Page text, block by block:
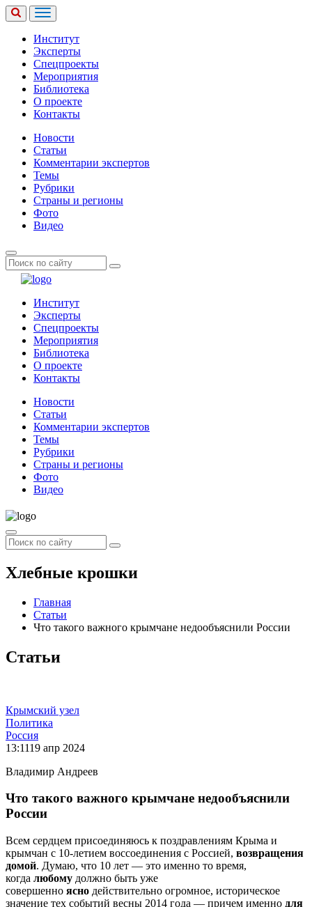
Институт
Эксперты
Спецпроекты
Мероприятия
Библиотека
О проекте
Контакты
Новости
Статьи
Комментарии экспертов
Темы
Рубрики
Страны и регионы
Фото
Видео
Институт
Эксперты
Спецпроекты
Мероприятия
Библиотека
О проекте
Контакты
Новости
Статьи
Комментарии экспертов
Темы
Рубрики
Страны и регионы
Фото
Видео
Хлебные крошки
Главная
Статьи
Что такого важного крымчане недообъяснили России
Статьи
Крымский узел
Политика
Россия
13:1119 апр 2024
Владимир Андреев
Что такого важного крымчане недообъяснили
России
Всем сердцем присоединяюсь к поздравлениям Крыма и
крымчан с 10-летием воссоединения с Россией, возвращения
домой. Думаю, что 10 лет — это именно то время,
когда любому должно быть уже
совершенно ясно действительно огромное, историческое
значение тех событий весны 2014 года — причем именно для